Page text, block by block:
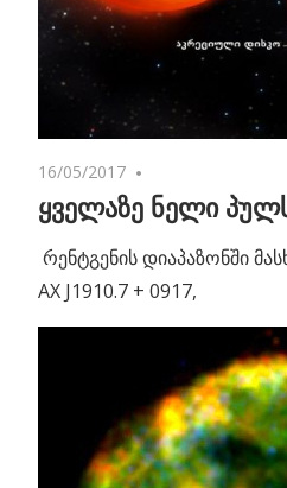
16/05/2017
ყველაზე ნელი
რენტგენის დიაპაზონში
AX J1910.7 + 0917,